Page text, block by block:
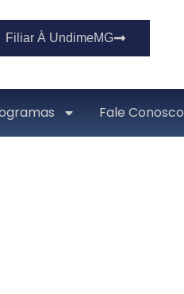
Filiar À UndimeMG
Fale Conosco